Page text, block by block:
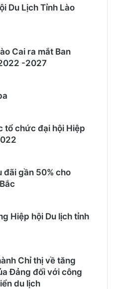
Du Lịch Tỉnh Lào
Cai ra mắt Ban
-2027
tổ chức đại hội Hiệp
đãi gần 50% cho
Hiệp hội Du lịch tỉnh
Chỉ thị về tăng
Đảng đối với công
du lịch